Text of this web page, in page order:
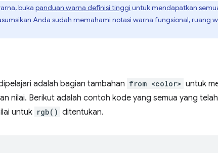
buka panduan warna definisi tinggi untuk mendapatkan
Anda sudah memahami notasi warna fungsional, ruang
adalah bagian tambahan from <color> untuk
nilai. Berikut adalah contoh kode yang semua yang
untuk rgb() ditentukan.